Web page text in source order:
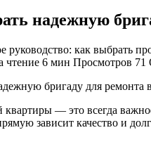
надежную
чтение 6 мин Просмотров 71
бригаду для ремонта
— это всегда
зависит качество и